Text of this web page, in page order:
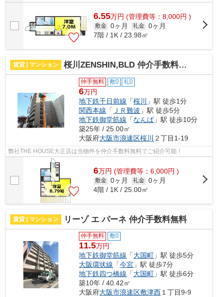
6.55万円 (管理費等：8,000円 )
敷金 0ヶ月 礼金 0ヶ月
7階 / 1K / 23.98㎡
賃貸 | マンション 桜川ZENSHIN,BLD 仲介手数料無料
仲手無料 敷0 礼0
6万円
地下鉄千日前線 「桜川
」駅 徒歩1分
関西本線 「 ＪＲ難波 」駅 徒歩5分
地下鉄御堂筋線 「なんば」駅 徒歩10分
築25年 / 25.00㎡
大阪府大阪市浪速区桜川 ２丁目1-19
弊社THE HOUSE大正店は当物件を仲介手数料無料でご紹介可能！
6万円 (管理費等：6,000円 )
敷金 0ヶ月 礼金 0ヶ月
4階 / 1K / 25.00㎡
賃貸 | マンション リーゾ エ パーネ 仲介手数料無料
仲手無料 敷0
11.5万円
地下鉄御堂筋線 「大国町 」駅 徒歩5分
大阪環状線 「今宮 」駅 徒歩7分
地下鉄四つ橋線 「大国町 」駅 徒歩6分
築10年 / 40.42㎡
大阪府大阪市浪速区敷津西１丁目9-9